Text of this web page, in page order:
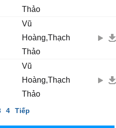
Thảo
Vũ
Hoàng,Thạch
Thảo
Vũ
Hoàng,Thạch
Thảo
4 Tiếp